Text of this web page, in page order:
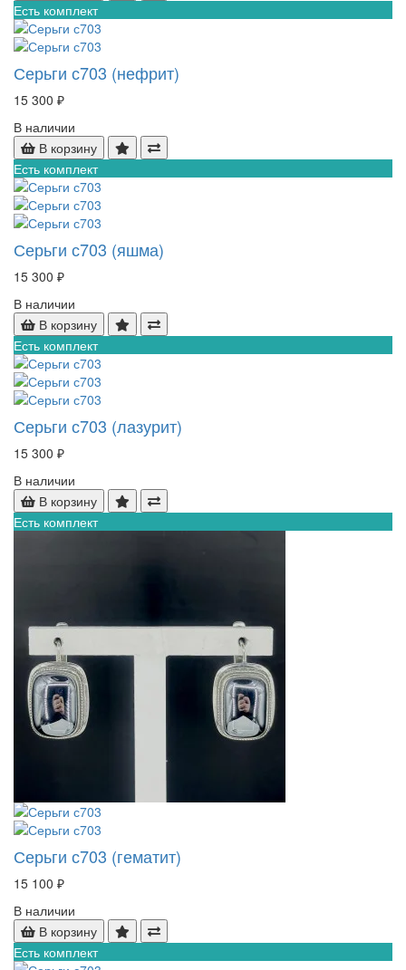
Есть комплект
Серьги с703 (нефрит)
15 300 ₽
В наличии
В корзину
Есть комплект
Серьги с703 (яшма)
15 300 ₽
В наличии
В корзину
Есть комплект
Серьги с703 (лазурит)
15 300 ₽
В наличии
В корзину
Есть комплект
Серьги с703 (гематит)
15 100 ₽
В наличии
В корзину
Есть комплект